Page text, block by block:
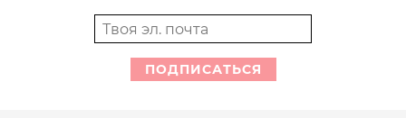
ПОДПИСАТЬСЯ